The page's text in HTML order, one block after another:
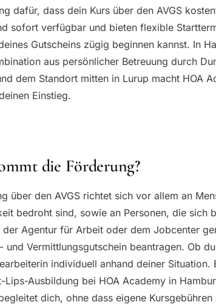
dafür, dass dein Kurs über den AVGS
sofort verfügbar und bieten flexible
Gutscheins zügig beginnen kannst. In
aus persönlicher Betreuung durch
dem Standort mitten in Lurup macht HOA
Einstieg.
die Förderung?
über den AVGS richtet sich vor allem an
bedroht sind, sowie an Personen, die sich
der Agentur für Arbeit oder dem Jobcenter
und Vermittlungsgutschein beantragen. Ob
individuell anhand deiner Situation.
Lips-Ausbildung bei HOA Academy in
dich, ohne dass eigene Kursgebühren